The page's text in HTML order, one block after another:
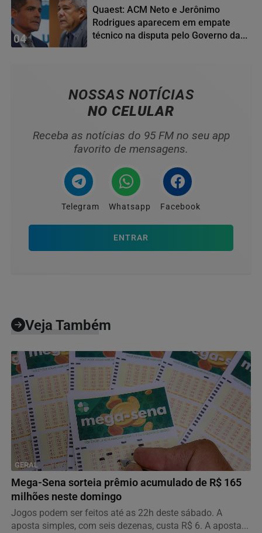
04
Quaest: ACM Neto e Jerônimo
Rodrigues aparecem em empate
técnico na disputa pelo Governo da...
NOSSAS NOTÍCIAS
NO CELULAR
Receba as notícias do 95 FM no seu app
favorito de mensagens.
Telegram Whatsapp Facebook
ENTRAR
Veja Também
GERAL
Mega-Sena sorteia prêmio acumulado de R$ 165
milhões neste domingo
Jogos podem ser feitos até as 22h deste sábado. A
aposta simples, com seis dezenas, custa R$ 6. A aposta...